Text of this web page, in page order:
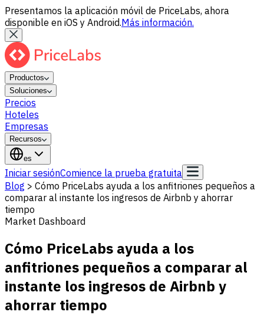
Presentamos la aplicación móvil de PriceLabs, ahora
disponible en iOS y Android.Más información.
Productos
Soluciones
Precios
Hoteles
Empresas
Recursos
es
Iniciar sesiónComience la prueba gratuita
Blog > Cómo PriceLabs ayuda a los anfitriones pequeños a
comparar al instante los ingresos de Airbnb y ahorrar
tiempo
Market Dashboard
Cómo PriceLabs ayuda a los
anfitriones pequeños a comparar al
instante los ingresos de Airbnb y
ahorrar tiempo